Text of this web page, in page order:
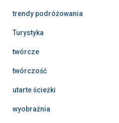
trendy podróżowania
Turystyka
twórcze
twórczość
utarte ścieżki
wyobraźnia